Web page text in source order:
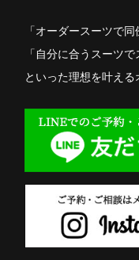
「オーダースーツで
「自分に合うスーツ
といった理想を叶える